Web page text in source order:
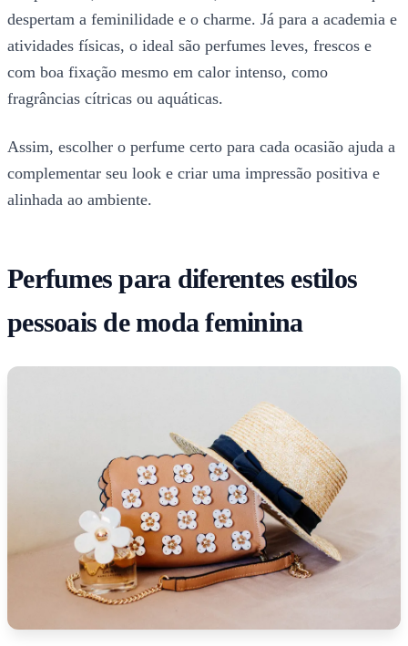
despertam a feminilidade e o charme. Já para a academia e
atividades físicas, o ideal são perfumes leves, frescos e
com boa fixação mesmo em calor intenso, como
fragrâncias cítricas ou aquáticas.
Assim, escolher o perfume certo para cada ocasião ajuda a
complementar seu look e criar uma impressão positiva e
alinhada ao ambiente.
Perfumes para diferentes estilos
pessoais de moda feminina